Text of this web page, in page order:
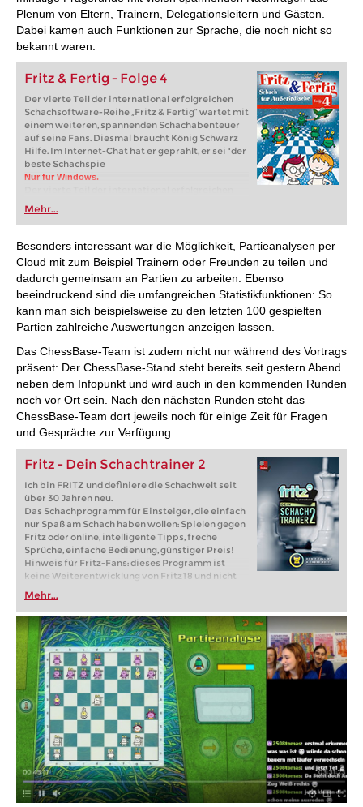
Plenum von Eltern, Trainern, Delegationsleitern und Gästen.
Dabei kamen auch Funktionen zur Sprache, die noch nicht so
bekannt waren.
Fritz & Fertig - Folge 4
Der vierte Teil der international erfolgreichen
Schachsoftware-Reihe „Fritz & Fertig“ wartet mit
einem weiteren, spannenden Schachabenteuer
auf seine Fans. Diesmal braucht König Schwarz
Hilfe. Im Internet-Chat hat er geprahlt, er sei "der
beste Schachspie
Nur für Windows.
Schachsoftware-Reihe „Fritz & Fertig“ wartet mit
einem weiteren, spannenden Schachabenteuer
auf seine Fans. Diesmal braucht König Schwarz
Hilfe. Im Internet-Chat hat er geprahlt, er sei „der
beste Schachspieler des Universums“. Ein paar
Außerirdische stellen den Angeber auf die Probe
und entführen ihn zusammen mit Fritz und
Bianca auf ihren Planeten Chessbase.
Mehr...
Besonders interessant war die Möglichkeit, Partieanalysen per
Cloud mit zum Beispiel Trainern oder Freunden zu teilen und
dadurch gemeinsam an Partien zu arbeiten. Ebenso
beeindruckend sind die umfangreichen Statistikfunktionen: So
kann man sich beispielsweise zu den letzten 100 gespielten
Partien zahlreiche Auswertungen anzeigen lassen.
Das ChessBase-Team ist zudem nicht nur während des Vortrags
präsent: Der ChessBase-Stand steht bereits seit gestern Abend
neben dem Infopunkt und wird auch in den kommenden Runden
noch vor Ort sein. Nach den nächsten Runden steht das
ChessBase-Team dort jeweils noch für einige Zeit für Fragen
und Gespräche zur Verfügung.
Fritz - Dein Schachtrainer 2
Ich bin FRITZ und definiere die Schachwelt seit
über 30 Jahren neu.
Das Schachprogramm für Einsteiger, die einfach
nur Spaß am Schach haben wollen: Spielen gegen
Fritz oder online, intelligente Tipps, freche
Sprüche, einfache Bedienung, günstiger Preis!
Hinweis für Fritz-Fans: dieses Programm ist
keine Weiterentwicklung von Fritz18 und nicht
kompatibel!
Mehr...